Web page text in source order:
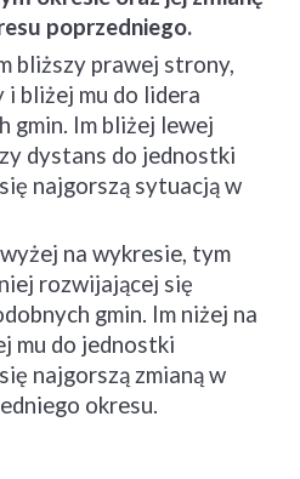
poprzedniego.
bliższy prawej strony,
bliżej mu do lidera
gmin. Im bliżej lewej
dystans do jednostki
najgorszą sytuacją w
na wykresie, tym
rozwijającej się
gmin. Im niżej na
mu do jednostki
najgorszą zmianą w
okresu.